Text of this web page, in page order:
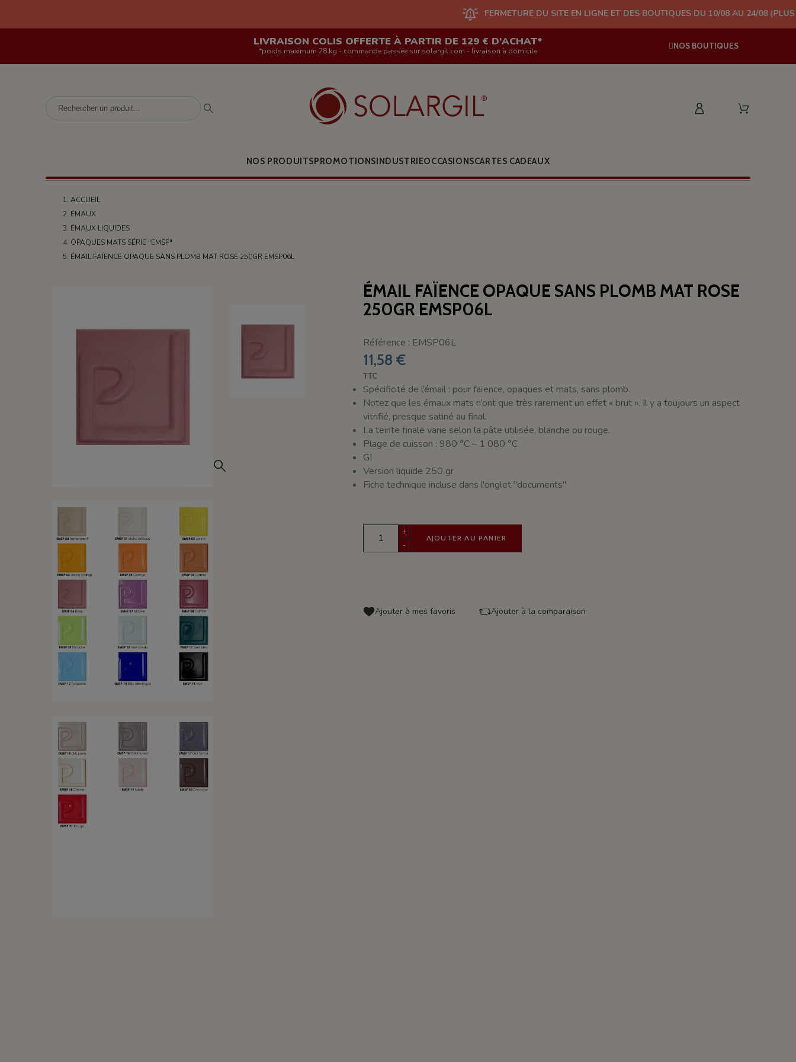
FERMETURE DU SITE EN LIGNE ET DES BOUTIQUES DU 10/08 AU 24/08 (PLUS
LIVRAISON COLIS OFFERTE À PARTIR DE 129 € D'ACHAT*
*poids maximum 28 kg - commande passée sur solargil.com - livraison à domicile
NOS BOUTIQUES
NOS PRODUITSPROMOTIONSINDUSTRIEOCCASIONSCARTES CADEAUX
ACCUEIL
ÉMAUX
ÉMAUX LIQUIDES
OPAQUES MATS SÉRIE "EMSP"
ÉMAIL FAÏENCE OPAQUE SANS PLOMB MAT ROSE 250GR EMSP06L
ÉMAIL FAÏENCE OPAQUE SANS PLOMB MAT ROSE
250GR EMSP06L
Référence : EMSP06L
11,58 €
TTC
Spécificité de l’émail : pour faïence, opaques et mats, sans plomb.
Notez que les émaux mats n’ont que très rarement un effet « brut ». Il y a toujours un aspect
vitrifié, presque satiné au final.
La teinte finale varie selon la pâte utilisée, blanche ou rouge.
Plage de cuisson : 980 °C – 1 080 °C
GI
Version liquide 250 gr
Fiche technique incluse dans l'onglet "documents"
+
-
AJOUTER AU PANIER
Ajouter à mes favoris Ajouter à la comparaison